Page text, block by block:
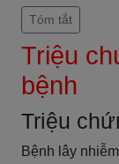
Tóm tắt
Triệu
bệnh
Triệu
Bệnh lây